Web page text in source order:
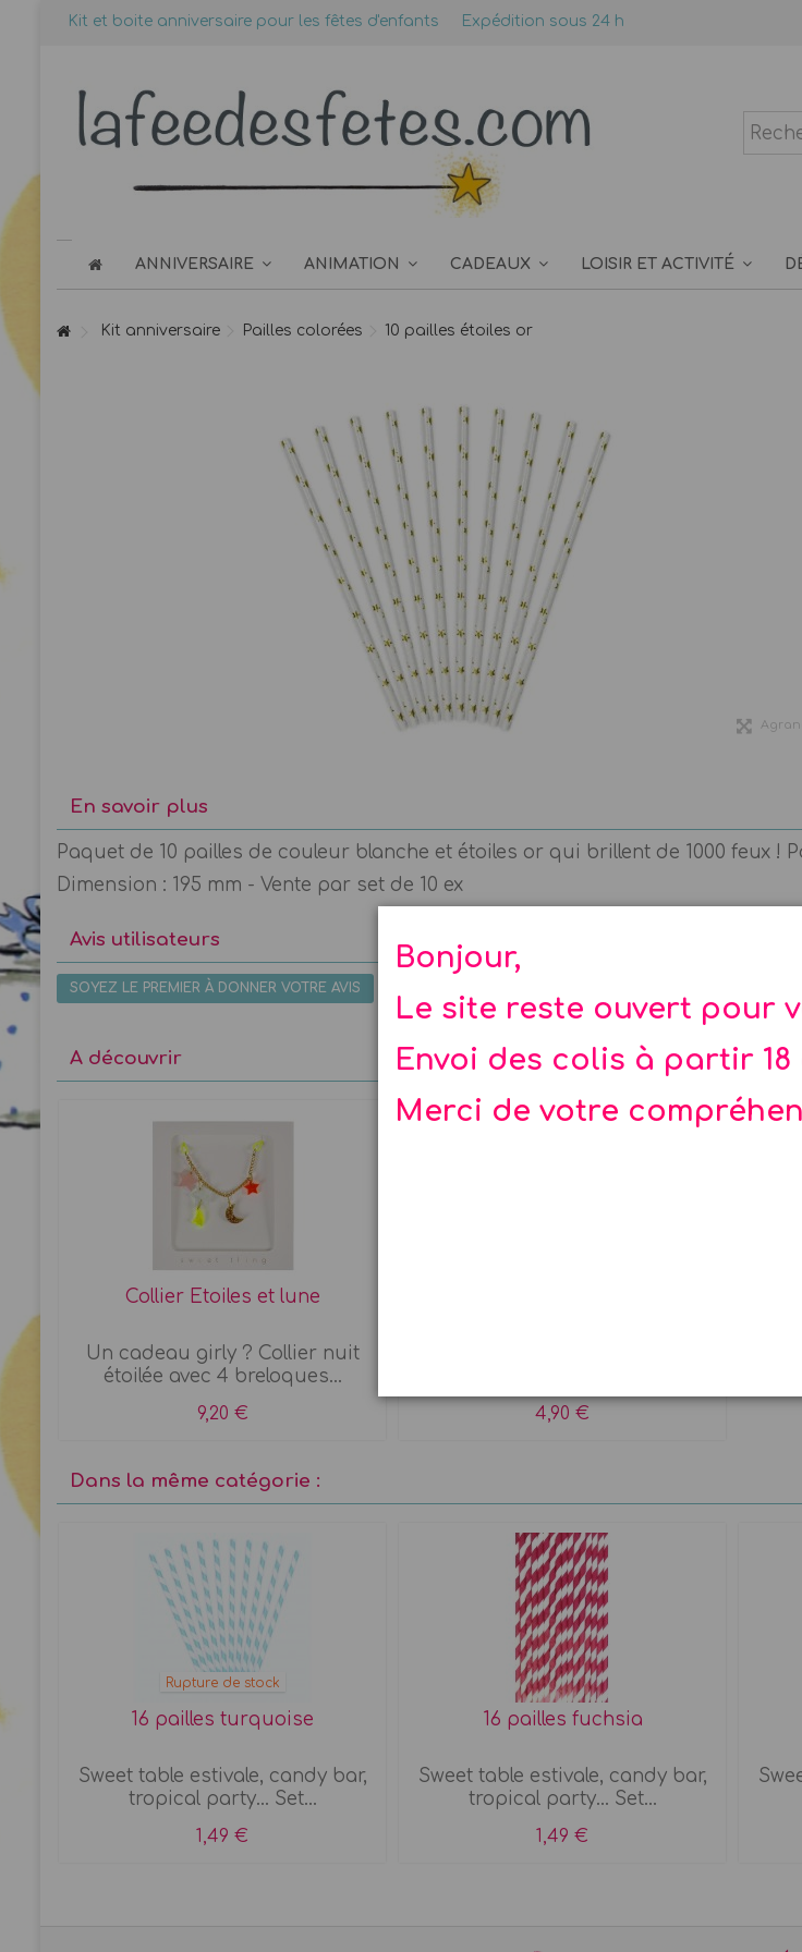
Bonjour,
Le site reste ouvert pour
Envoi des colis à partir
Merci de votre
Kit et boite anniversaire pour les fêtes d'enfants Expédition sous 24 h
ANNIVERSAIRE ANIMATION CADEAUX LOISIR ET ACTIVITÉ
Kit anniversaire Pailles colorées 10 pailles étoiles or
En savoir plus
Paquet de 10 pailles de couleur blanche et étoiles or qui brillent de 1000 feux !
Dimension : 195 mm - Vente par set de 10 ex
Avis utilisateurs
SOYEZ LE PREMIER À DONNER VOTRE AVIS
A découvrir
Collier Etoiles et lune
Un cadeau girly ? Collier nuit
étoilée avec 4 breloques...
9,20 € 4,90 €
Dans la même catégorie :
Rupture de stock
16 pailles turquoise
Sweet table estivale, candy bar,
tropical party... Set...
1,49 €
16 pailles fuchsia
Sweet table estivale, candy bar,
tropical party... Set...
1,49 €